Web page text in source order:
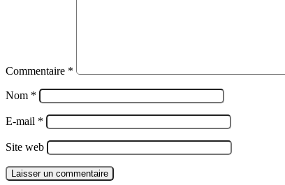
Commentaire *
Nom *
E-mail *
Site web